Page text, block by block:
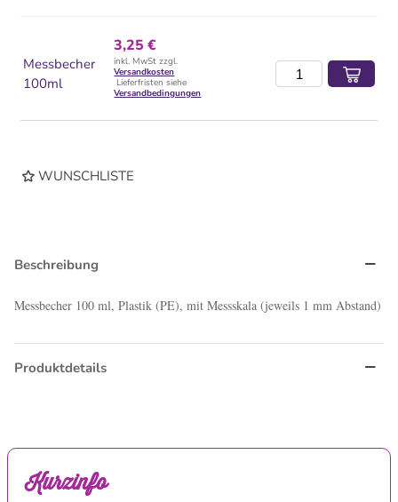
Messbecher
100ml
3,25 €
inkl. MwSt zzgl.
Versandkosten
Lieferfristen siehe
Versandbedingungen
WUNSCHLISTE
Beschreibung
Messbecher 100 ml, Plastik (PE), mit Messskala (jeweils 1 mm Abstand)
Produktdetails
Kurzinfo